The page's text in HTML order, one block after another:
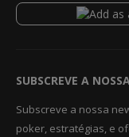
SUBSCREVE A
Subscreve a nossa
poker, estratégias, e